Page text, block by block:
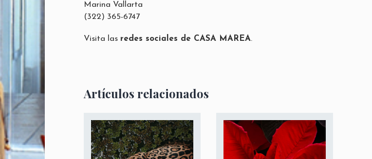
Marina Vallarta
(322) 365-6747
Visita las redes sociales de CASA MAREA.
Artículos relacionados